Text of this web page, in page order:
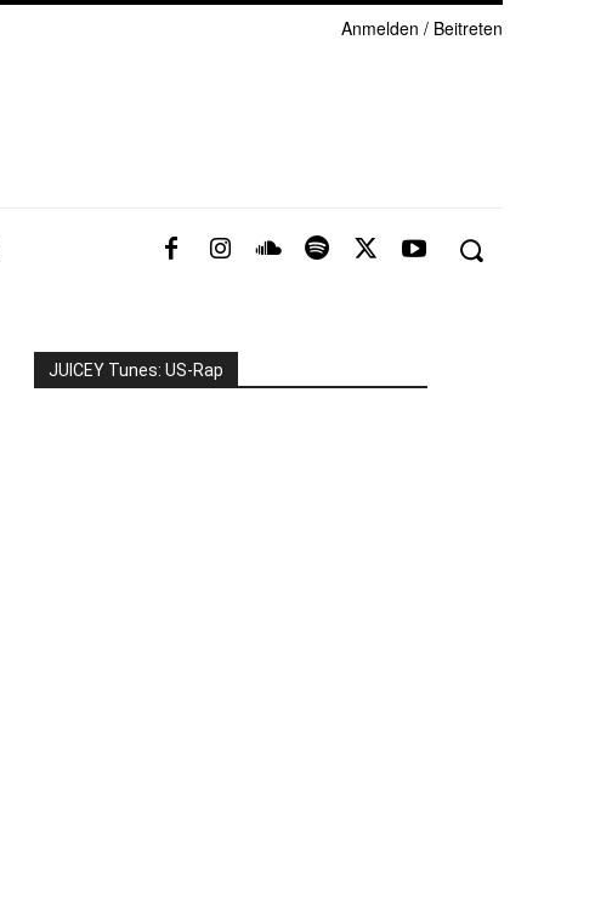
Anmelden / Beitreten
JUICEY Tunes: US-Rap